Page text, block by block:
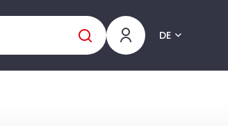
DE